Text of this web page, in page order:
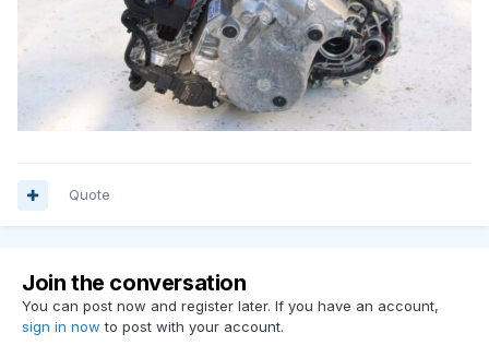
Quote
Join the conversation
You can post now and register later. If you have an account,
sign in now to post with your account.